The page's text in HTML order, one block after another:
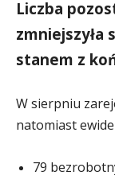
Liczba
zmniejszyła
stanem z
W sierpniu
natomiast
79